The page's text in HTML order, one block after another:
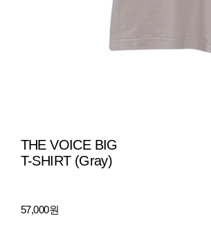
THE VOICE BIG
T-SHIRT (Gray)
57,000원